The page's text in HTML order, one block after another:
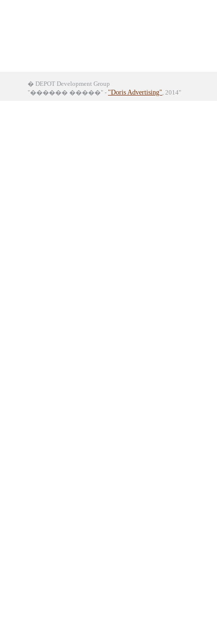
� DEPOT Development Group
"������ �����" - "Doris Advertising", 2014"